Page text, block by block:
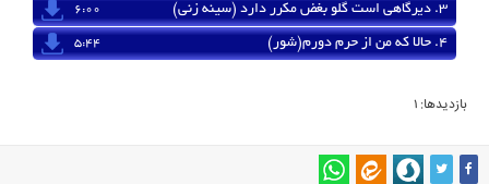
3. دیرگاهی است گلو بغض مکرر دارد (سینه زنی) 6:00
4. حالا که من از حرم دورم(شور) 5:44
بازدیدها: 1